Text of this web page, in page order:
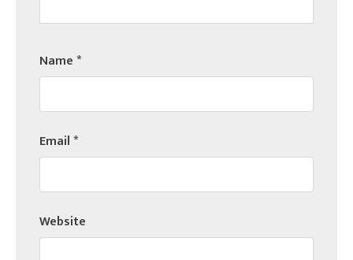
Name*
Email*
Website